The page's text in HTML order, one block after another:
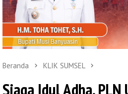
Beranda KLIK SUMSEL
Siaga Idul Adha,